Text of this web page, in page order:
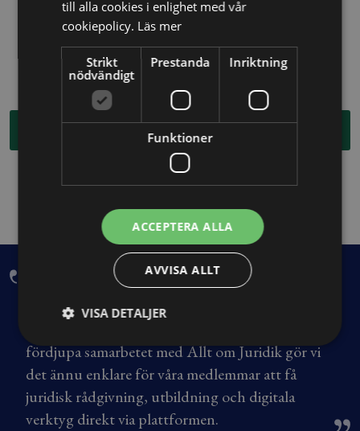
Längd: 1h och 10 minuter
Till kursen
Köp kurspaketet
SKVP arbetar ständigt för att våra medlemmar
ska ha de bästa förutsättningarna för att driva
fördjupa samarbetet med Allt om Juridik gör vi
det ännu enklare för våra medlemmar att få
juridisk rådgivning, utbildning och digitala
verktyg direkt via plattformen.
till alla cookies i enlighet med vår
cookiepolicy. Läs mer
Strikt
nödvändigt
Prestanda Inriktning
Funktioner
ACCEPTERA ALLA
AVVISA ALLT
VISA DETALJER